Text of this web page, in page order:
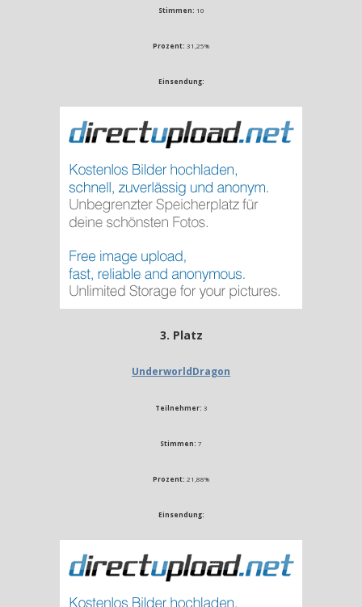
Stimmen: 10
Prozent: 31,25%
Einsendung:
3. Platz
UnderworldDragon
Teilnehmer: 3
Stimmen: 7
Prozent: 21,88%
Einsendung: